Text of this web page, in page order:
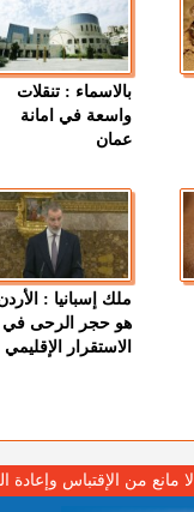
بالاسماء : تنقلات
واسعة في امانة
عمان
ملك إسبانيا :
هو حجر الرحى في
الاستقرار الإقليمي
لا مانع من الإقتباس